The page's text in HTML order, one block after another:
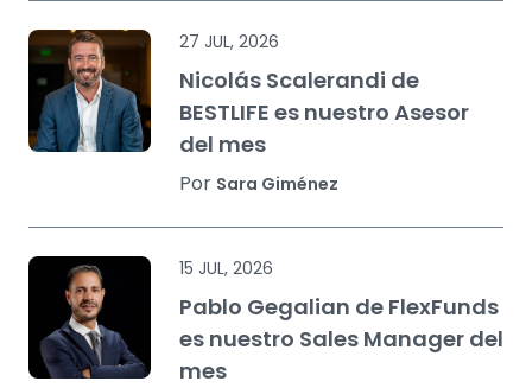
27 JUL, 2026
Nicolás Scalerandi de
BESTLIFE es nuestro Asesor
del mes
Por Sara Giménez
15 JUL, 2026
Pablo Gegalian de FlexFunds
es nuestro Sales Manager del
mes